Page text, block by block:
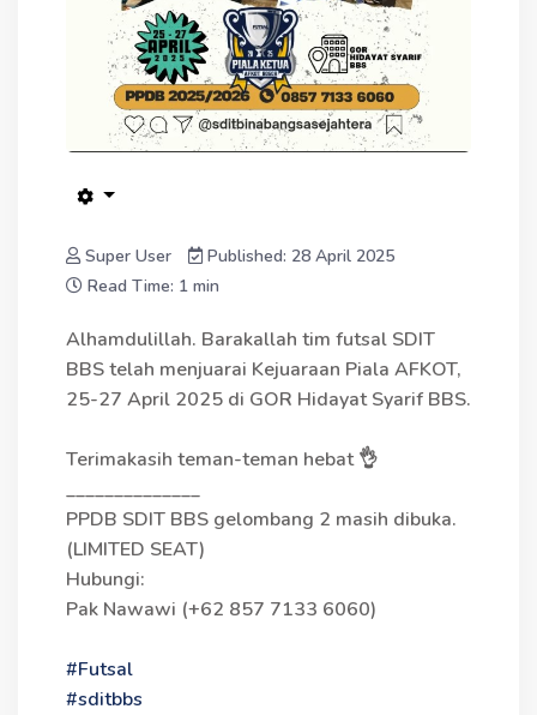
Super User
Published: 28 April 2025
Read Time: 1 min
Alhamdulillah. Barakallah tim futsal SDIT
BBS telah menjuarai Kejuaraan Piala AFKOT,
25-27 April 2025 di GOR Hidayat Syarif BBS.
Terimakasih teman-teman hebat 👌
______________
PPDB SDIT BBS gelombang 2 masih dibuka.
(LIMITED SEAT)
Hubungi:
Pak Nawawi (+62 857 7133 6060)
#Futsal
#sditbbs